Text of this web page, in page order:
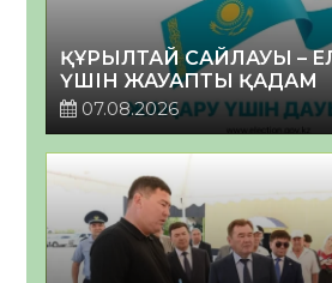
ҚҰРЫЛТАЙ САЙЛАУЫ –
ҮШІН ЖАУАПТЫ ҚАДАМ
07.08.2026